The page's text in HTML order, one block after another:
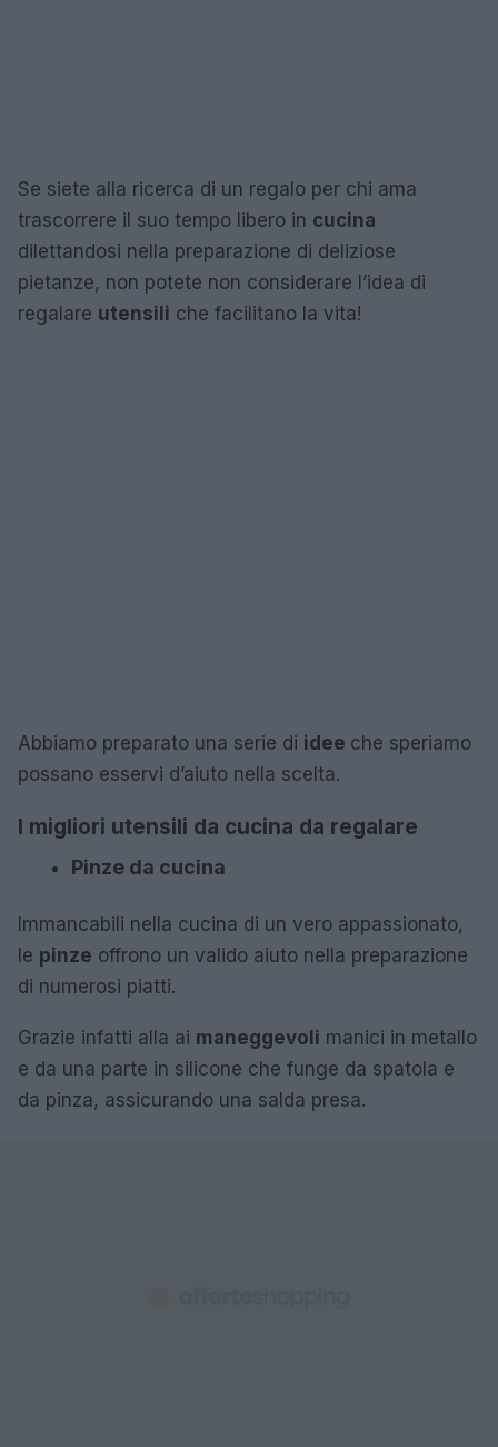
Se siete alla ricerca di un regalo per chi ama
trascorrere il suo tempo libero in cucina
dilettandosi nella preparazione di deliziose
pietanze, non potete non considerare l’idea di
regalare utensili che facilitano la vita!
Abbiamo preparato una serie di idee che speriamo
possano esservi d’aiuto nella scelta.
I migliori utensili da cucina da regalare
Pinze da cucina
Immancabili nella cucina di un vero appassionato,
le pinze offrono un valido aiuto nella preparazione
di numerosi piatti.
Grazie infatti alla ai maneggevoli manici in metallo
e da una parte in silicone che funge da spatola e
da pinza, assicurando una salda presa.